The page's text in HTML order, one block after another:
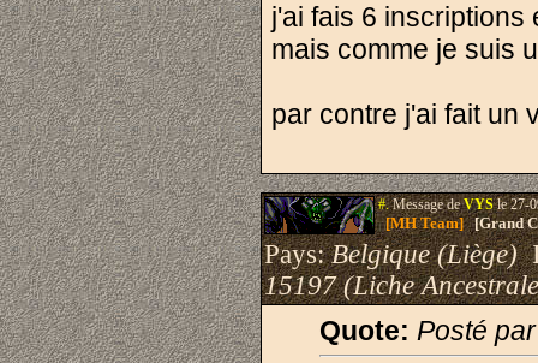
j'ai fais 6 inscriptions
mais comme je suis
par contre j'ai fait un
#.Message deVYSle 27-
[MH Team][Grand
Pays:Belgique (Liège)
15197 (Liche
Quote: Posté